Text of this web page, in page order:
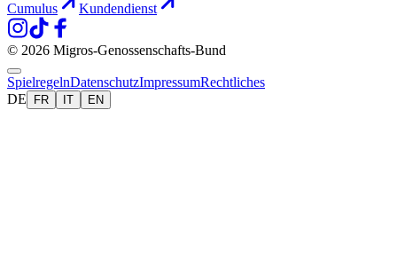
Cumulus
Kundendienst
© 2026 Migros-Genossenschafts-Bund
SpielregelnDatenschutzImpressumRechtliches
DE
FR IT EN